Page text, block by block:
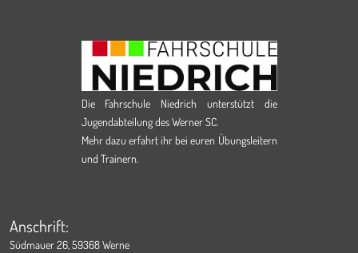
Die Fahrschule Niedrich unterstützt die
Jugendabteilung des Werner SC.
Mehr dazu erfahrt ihr bei euren Übungsleitern
und Trainern.
Anschrift:
Südmauer 26, 59368 Werne